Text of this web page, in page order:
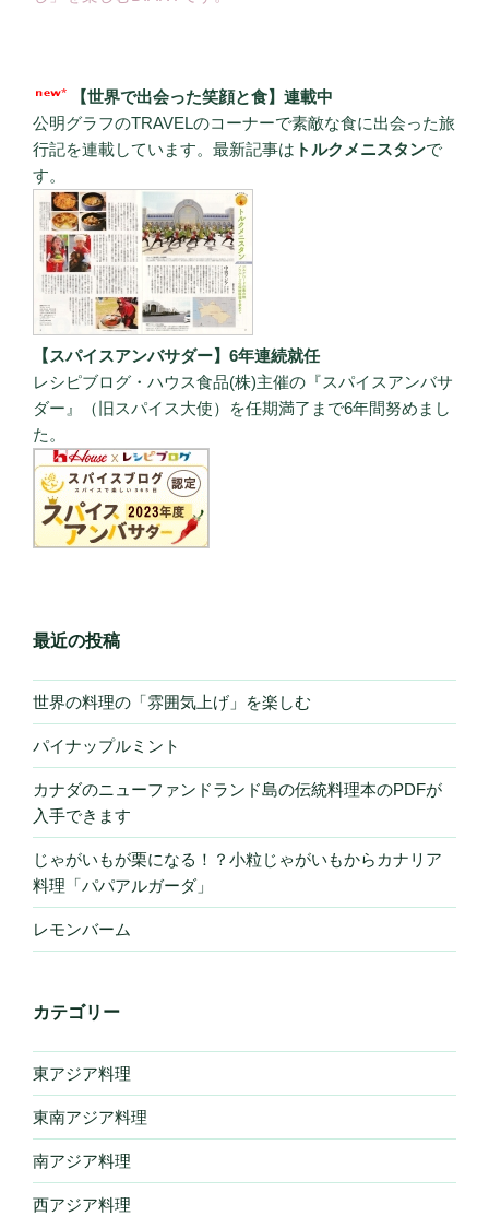
【世界で出会った笑顔と食】連載中
公明グラフのTRAVELのコーナーで素敵な食に出会った旅
行記を連載しています。最新記事は トルクメニスタンで
す。
【スパイスアンバサダー】6年連続就任
レシピブログ・ハウス食品(株)主催の『スパイスアンバサ
ダー』（旧スパイス大使）を任期満了まで6年間努めまし
た。
最近の投稿
世界の料理の「雰囲気上げ」を楽しむ
パイナップルミント
カナダのニューファンドランド島の伝統料理本のPDFが
入手できます
じゃがいもが栗になる！？小粒じゃがいもからカナリア
料理「パパアルガーダ」
レモンバーム
カテゴリー
東アジア料理
東南アジア料理
南アジア料理
西アジア料理